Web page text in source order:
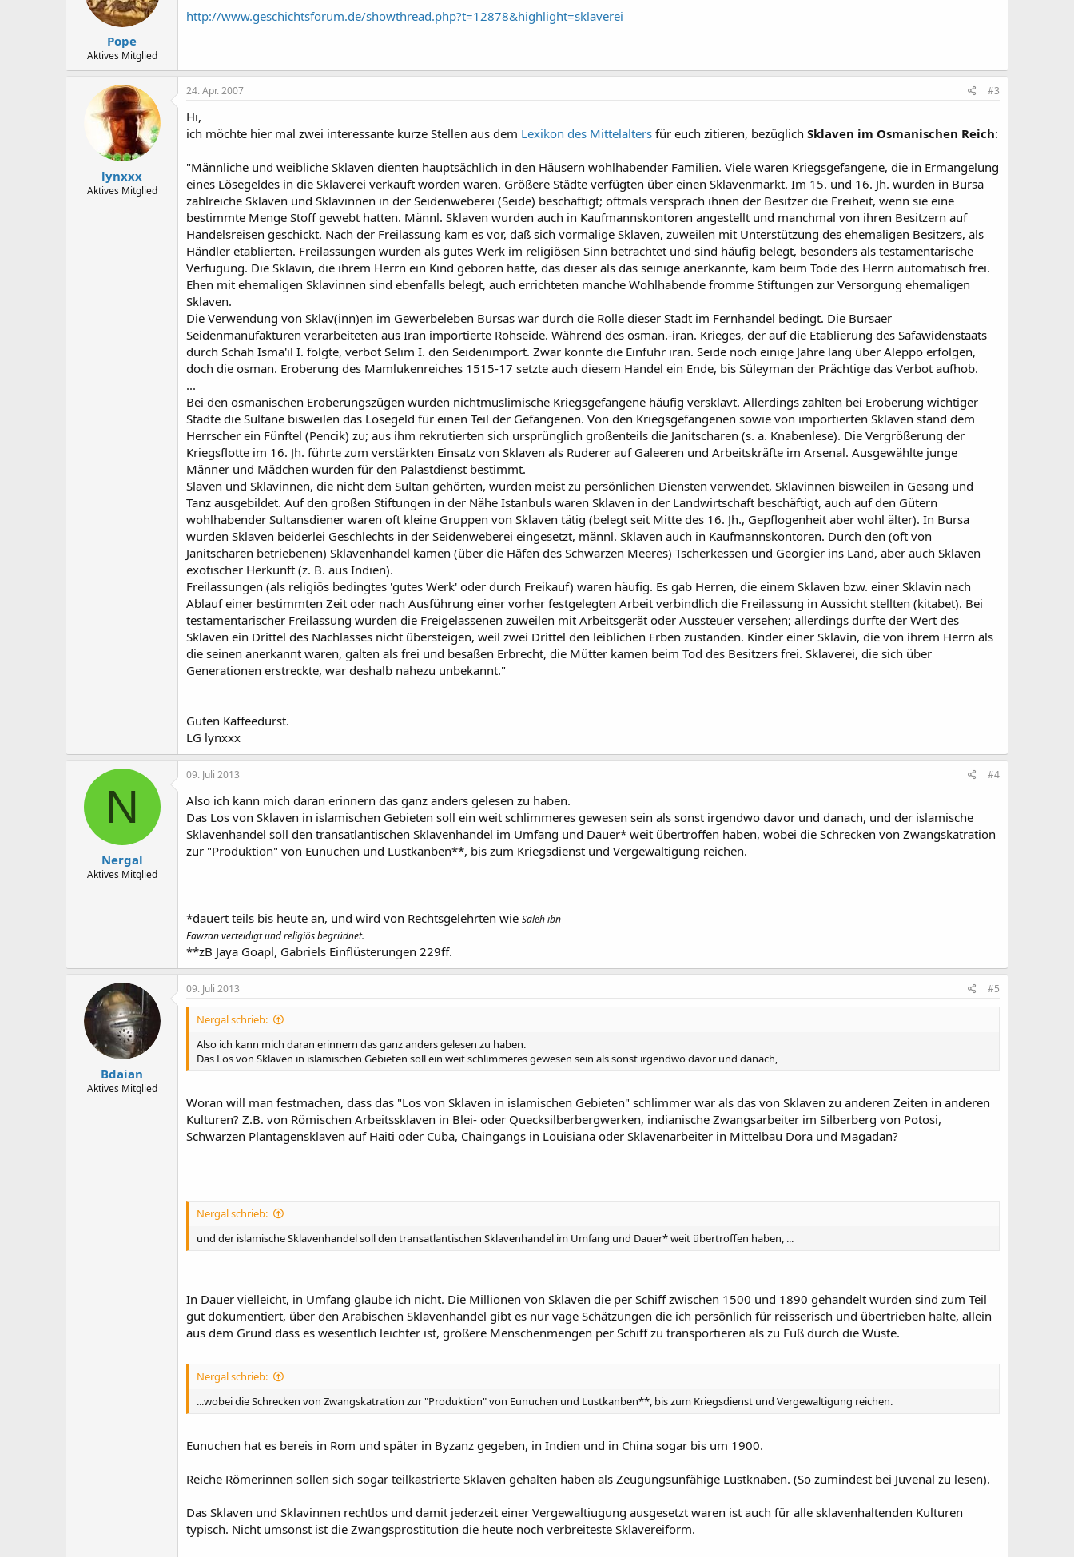
e
Pope
Aktives Mitglied
http://www.geschichtsforum.de/showthread.php?t=12878&highlight=sklaverei
lynxxx
Aktives Mitglied
24. Apr. 2007 #3
Hi,
ich möchte hier mal zwei interessante kurze Stellen aus dem Lexikon des Mittelalters für euch zitieren, bezüglich Sklaven im Osmanischen Reich:
"Männliche und weibliche Sklaven dienten hauptsächlich in den Häusern wohlhabender Familien. Viele waren Kriegsgefangene, die in Ermangelung
eines Lösegeldes in die Sklaverei verkauft worden waren. Größere Städte verfügten über einen Sklavenmarkt. Im 15. und 16. Jh. wurden in Bursa
zahlreiche Sklaven und Sklavinnen in der Seidenweberei (Seide) beschäftigt; oftmals versprach ihnen der Besitzer die Freiheit, wenn sie eine
bestimmte Menge Stoff gewebt hatten. Männl. Sklaven wurden auch in Kaufmannskontoren angestellt und manchmal von ihren Besitzern auf
Handelsreisen geschickt. Nach der Freilassung kam es vor, daß sich vormalige Sklaven, zuweilen mit Unterstützung des ehemaligen Besitzers, als
Händler etablierten. Freilassungen wurden als gutes Werk im religiösen Sinn betrachtet und sind häufig belegt, besonders als testamentarische
Verfügung. Die Sklavin, die ihrem Herrn ein Kind geboren hatte, das dieser als das seinige anerkannte, kam beim Tode des Herrn automatisch frei.
Ehen mit ehemaligen Sklavinnen sind ebenfalls belegt, auch errichteten manche Wohlhabende fromme Stiftungen zur Versorgung ehemaligen
Sklaven.
Die Verwendung von Sklav(inn)en im Gewerbeleben Bursas war durch die Rolle dieser Stadt im Fernhandel bedingt. Die Bursaer
Seidenmanufakturen verarbeiteten aus Iran importierte Rohseide. Während des osman.-iran. Krieges, der auf die Etablierung des Safawidenstaats
durch Schah Isma'il I. folgte, verbot Selim I. den Seidenimport. Zwar konnte die Einfuhr iran. Seide noch einige Jahre lang über Aleppo erfolgen,
doch die osman. Eroberung des Mamlukenreiches 1515-17 setzte auch diesem Handel ein Ende, bis Süleyman der Prächtige das Verbot aufhob.
...
Bei den osmanischen Eroberungszügen wurden nichtmuslimische Kriegsgefangene häufig versklavt. Allerdings zahlten bei Eroberung wichtiger
Städte die Sultane bisweilen das Lösegeld für einen Teil der Gefangenen. Von den Kriegsgefangenen sowie von importierten Sklaven stand dem
Herrscher ein Fünftel (Pencik) zu; aus ihm rekrutierten sich ursprünglich großenteils die Janitscharen (s. a. Knabenlese). Die Vergrößerung der
Kriegsflotte im 16. Jh. führte zum verstärkten Einsatz von Sklaven als Ruderer auf Galeeren und Arbeitskräfte im Arsenal. Ausgewählte junge
Männer und Mädchen wurden für den Palastdienst bestimmt.
Slaven und Sklavinnen, die nicht dem Sultan gehörten, wurden meist zu persönlichen Diensten verwendet, Sklavinnen bisweilen in Gesang und
Tanz ausgebildet. Auf den großen Stiftungen in der Nähe Istanbuls waren Sklaven in der Landwirtschaft beschäftigt, auch auf den Gütern
wohlhabender Sultansdiener waren oft kleine Gruppen von Sklaven tätig (belegt seit Mitte des 16. Jh., Gepflogenheit aber wohl älter). In Bursa
wurden Sklaven beiderlei Geschlechts in der Seidenweberei eingesetzt, männl. Sklaven auch in Kaufmannskontoren. Durch den (oft von
Janitscharen betriebenen) Sklavenhandel kamen (über die Häfen des Schwarzen Meeres) Tscherkessen und Georgier ins Land, aber auch Sklaven
exotischer Herkunft (z. B. aus Indien).
Freilassungen (als religiös bedingtes 'gutes Werk' oder durch Freikauf) waren häufig. Es gab Herren, die einem Sklaven bzw. einer Sklavin nach
Ablauf einer bestimmten Zeit oder nach Ausführung einer vorher festgelegten Arbeit verbindlich die Freilassung in Aussicht stellten (kitabet). Bei
testamentarischer Freilassung wurden die Freigelassenen zuweilen mit Arbeitsgerät oder Aussteuer versehen; allerdings durfte der Wert des
Sklaven ein Drittel des Nachlasses nicht übersteigen, weil zwei Drittel den leiblichen Erben zustanden. Kinder einer Sklavin, die von ihrem Herrn als
die seinen anerkannt waren, galten als frei und besaßen Erbrecht, die Mütter kamen beim Tod des Besitzers frei. Sklaverei, die sich über
Generationen erstreckte, war deshalb nahezu unbekannt."
Guten Kaffeedurst.
LG lynxxx
N
Nergal
Aktives Mitglied
09. Juli 2013 #4
Also ich kann mich daran erinnern das ganz anders gelesen zu haben.
Das Los von Sklaven in islamischen Gebieten soll ein weit schlimmeres gewesen sein als sonst irgendwo davor und danach, und der islamische
Sklavenhandel soll den transatlantischen Sklavenhandel im Umfang und Dauer* weit übertroffen haben, wobei die Schrecken von Zwangskatration
zur "Produktion" von Eunuchen und Lustkanben**, bis zum Kriegsdienst und Vergewaltigung reichen.
*dauert teils bis heute an, und wird von Rechtsgelehrten wie Saleh ibn
Fawzan verteidigt und religiös begrüdnet.
**zB Jaya Goapl, Gabriels Einflüsterungen 229ff.
Bdaian
Aktives Mitglied
09. Juli 2013 #5
Nergal schrieb:
Also ich kann mich daran erinnern das ganz anders gelesen zu haben.
Das Los von Sklaven in islamischen Gebieten soll ein weit schlimmeres gewesen sein als sonst irgendwo davor und danach,
Woran will man festmachen, dass das "Los von Sklaven in islamischen Gebieten" schlimmer war als das von Sklaven zu anderen Zeiten in anderen
Kulturen? Z.B. von Römischen Arbeitssklaven in Blei- oder Quecksilberbergwerken, indianische Zwangsarbeiter im Silberberg von Potosi,
Schwarzen Plantagensklaven auf Haiti oder Cuba, Chaingangs in Louisiana oder Sklavenarbeiter in Mittelbau Dora und Magadan?
Nergal schrieb:
und der islamische Sklavenhandel soll den transatlantischen Sklavenhandel im Umfang und Dauer* weit übertroffen haben, ...
In Dauer vielleicht, in Umfang glaube ich nicht. Die Millionen von Sklaven die per Schiff zwischen 1500 und 1890 gehandelt wurden sind zum Teil
gut dokumentiert, über den Arabischen Sklavenhandel gibt es nur vage Schätzungen die ich persönlich für reisserisch und übertrieben halte, allein
aus dem Grund dass es wesentlich leichter ist, größere Menschenmengen per Schiff zu transportieren als zu Fuß durch die Wüste.
Nergal schrieb:
...wobei die Schrecken von Zwangskatration zur "Produktion" von Eunuchen und Lustkanben**, bis zum Kriegsdienst und Vergewaltigung reichen.
Eunuchen hat es bereis in Rom und später in Byzanz gegeben, in Indien und in China sogar bis um 1900.
Reiche Römerinnen sollen sich sogar teilkastrierte Sklaven gehalten haben als Zeugungsunfähige Lustknaben. (So zumindest bei Juvenal zu lesen).
Das Sklaven und Sklavinnen rechtlos und damit jederzeit einer Vergewaltiugung ausgesetzt waren ist auch für alle sklavenhaltenden Kulturen
typisch. Nicht umsonst ist die Zwangsprostitution die heute noch verbreiteste Sklavereiform.